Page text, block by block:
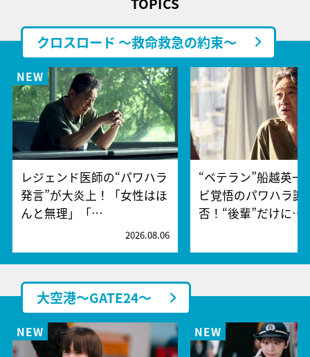
クロスロード ～救命救急の約束～
レジェンド医師の“パワハラ
発言”が大炎上！「女性はほ
んと無理」「…
2026.08.06
“ベテラン”船越英一
ビ覚悟のパワハラ謝
否！“後輩”だけに…
大空港～GATE24～